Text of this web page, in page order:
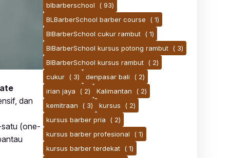
dan
satu (one-
blbarberschool
( 93)
BLBarberSchool barber course
( 1)
BlBarberSchool cukur rambut ( 1)
BlBarberSchool kursus potong rambut ( 3)
BlBarberSchool kursus rambut ( 2)
cukur ( 3) denpasar bali
( 2)
irian jaya
( 2) Kalimantan
( 2)
kemitraan
( 3) kursus
( 2)
kursus barber pria
( 2)
kursus barber profesional
( 1)
kursus barber terdekat ( 1)